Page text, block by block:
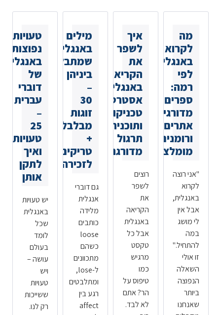
מה
לקרוא
באנגלית
לפי
רמה:
ספרים
מדורגים,
אתרים
ורומנים
מומלצים
"אני רוצה
לקרוא
באנגלית,
אבל אין
לי מושג
במה
להתחיל."
זו אולי
השאלה
הנפוצה
ביותר
שאנחנו
איך
לשפר
את
הקריאה
באנגלית:
אסטרטגיות,
טכניקות
ותוכנית
תרגול
מדורגת
רוצים
לשפר
את
הקריאה
באנגלית
אבל כל
טקסט
מרגיש
כמו
טיפוס על
הר? אתם
לא לבד.
מילים
באנגלית
שמתבלבלים
ביניהן
–
30
זוגות
מבלבלים
+
טריקים
לזכירה
גם דוברי
אנגלית
מלידה
כותבים
loose
כשהם
מתכוונים
ל-lose,
ומתלבטים
רגע בין
affect
טעויות
נפוצות
באנגלית
של
דוברי
עברית
–
25
טעויות
ואיך
לתקן
אותן
יש טעויות
באנגלית
שכל
לומד
בעולם
עושה –
ויש
טעויות
ששייכות
רק לנו.